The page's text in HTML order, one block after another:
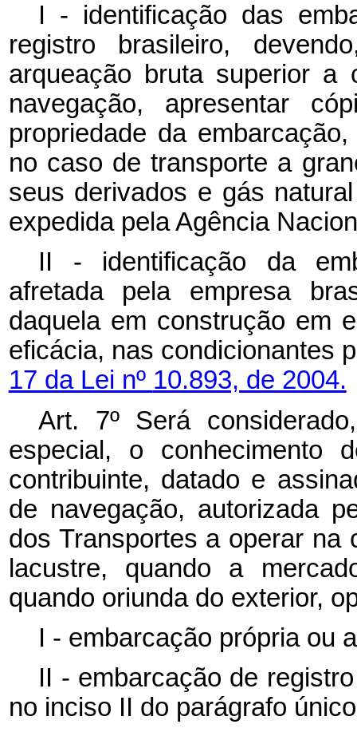
I - identificação das
registro brasileiro,
arqueação bruta superior a
navegação, apresentar
propriedade da
no caso de transporte a
seus derivados e gás
expedida pela Agência
II - identificação da
afretada pela empresa
daquela em construção em
eficácia, nas condicionantes
17 da Lei nº 10.893, de 2004.
Art. 7º Será
especial, o conhecimento
contribuinte, datado e
de navegação, autorizada
dos Transportes a operar na
lacustre, quando a
quando oriunda do exterior,
I - embarcação própria ou
II - embarcação de
no inciso II do parágrafo